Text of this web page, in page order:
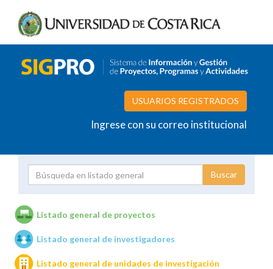
USUARIOS REGISTRADOS
Ingrese con su correo institucional
Unidades de investigación
Listado general de proyectos
Listado general de investigadores
Listado general de unidades de investigación